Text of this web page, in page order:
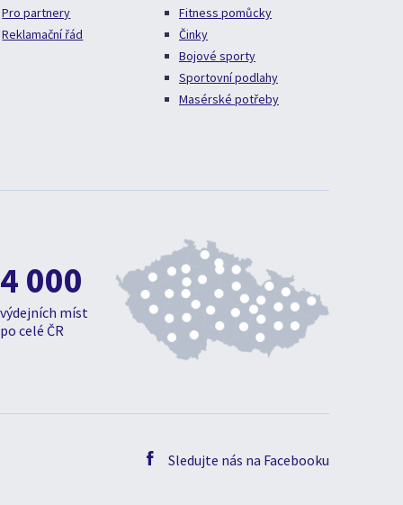
Pro partnery
Reklamační řád
Fitness pomůcky
Činky
Bojové sporty
Sportovní podlahy
Masérské potřeby
4 000
výdejních míst
po celé ČR
Sledujte nás na Facebooku